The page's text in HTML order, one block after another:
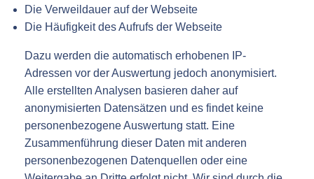
Die Verweildauer auf der Webseite
Die Häufigkeit des Aufrufs der Webseite
Dazu werden die automatisch erhobenen IP-
Adressen vor der Auswertung jedoch anonymisiert.
Alle erstellten Analysen basieren daher auf
anonymisierten Datensätzen und es findet keine
personenbezogene Auswertung statt. Eine
Zusammenführung dieser Daten mit anderen
personenbezogenen Datenquellen oder eine